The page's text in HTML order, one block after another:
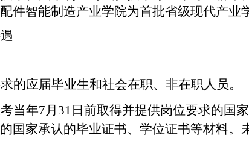
件智能制造产业学院为首批省级现代产业
的应届毕业生和社会在职、非在职人员。
当年7月31日前取得并提供岗位要求的国
国家承认的毕业证书、学位证书等材料